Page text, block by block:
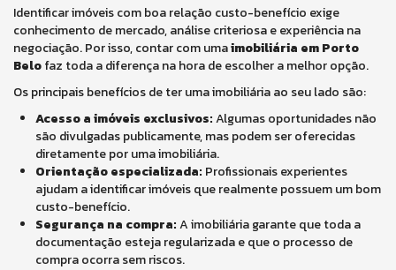
Identificar imóveis com boa relação custo-benefício exige
conhecimento de mercado, análise criteriosa e experiência na
negociação. Por isso, contar com umaimobiliária em Porto
Belofaz toda a diferença na hora de escolher a melhor opção.
Os principais benefícios de ter uma imobiliária ao seu lado são:
Acesso a imóveis exclusivos:Algumas oportunidades não
são divulgadas publicamente, mas podem ser oferecidas
diretamente por uma imobiliária.
Orientação especializada: Profissionais experientes
ajudam a identificar imóveis que realmente possuem um bom
custo-benefício.
Segurança na compra:A imobiliária garante que toda a
documentação esteja regularizada e que o processo de
compra ocorra sem riscos.